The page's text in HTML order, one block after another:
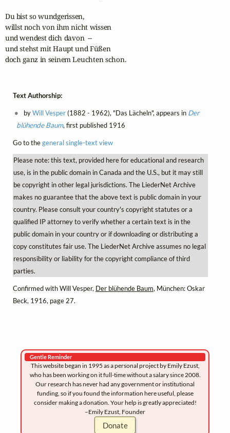
Du bist so wundgerissen,
willst noch von ihm nicht wissen
und wendest dich davon  --
und stehst mit Haupt und Füßen
doch ganz in seinem Leuchten schon.
Text Authorship:
byWill Vesper(1882 - 1962), "Das Lächeln", appears in Der
blühende Baum, first published 1916
Go to thegeneral single-text view
Please note: this text, provided here for educational and research
use, is in the public domain in Canada and the U.S., but it may still
be copyright in other legal jurisdictions. The LiederNet Archive
makes no guarantee that the above text is public domain in your
country. Please consult your country's copyright statutes or a
qualified IP attorney to verify whether a certain text is in the
public domain in your country or if downloading or distributing a
copy constitutes fair use. The LiederNet Archive assumes no legal
responsibility or liability for the copyright compliance of third
parties.
Confirmed with Will Vesper, Der blühende Baum, München: Oskar
Beck, 1916, page 27.
Gentle Reminder
This website began in 1995 as a personal project by Emily Ezust,
who has been working on it full-time without a salary since 2008.
Our research has never had any government or institutional
funding, so if you found the information here useful, please
consider making a donation. Your help is greatly appreciated!
–Emily Ezust, Founder
Donate